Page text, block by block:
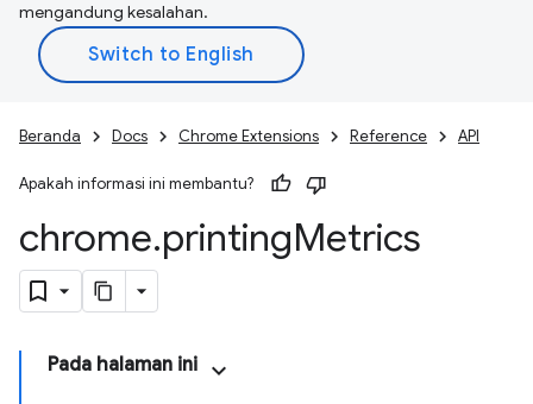
mengandung kesalahan.
Beranda Docs Chrome Extensions Reference API
Apakah informasi ini membantu?
chrome.printingMetrics
Pada halaman ini